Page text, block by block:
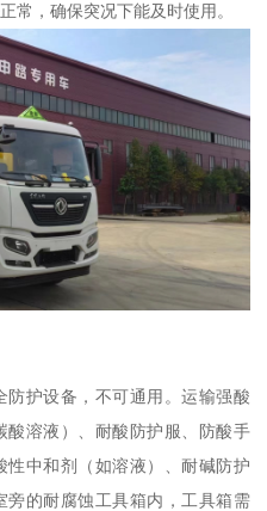
常，确保突况下能及时使用。​
护设备，不可通用。运输强酸
溶液）、耐酸防护服、防酸手
中和剂（如溶液）、耐碱防护
旁的耐腐蚀工具箱内，工具箱需